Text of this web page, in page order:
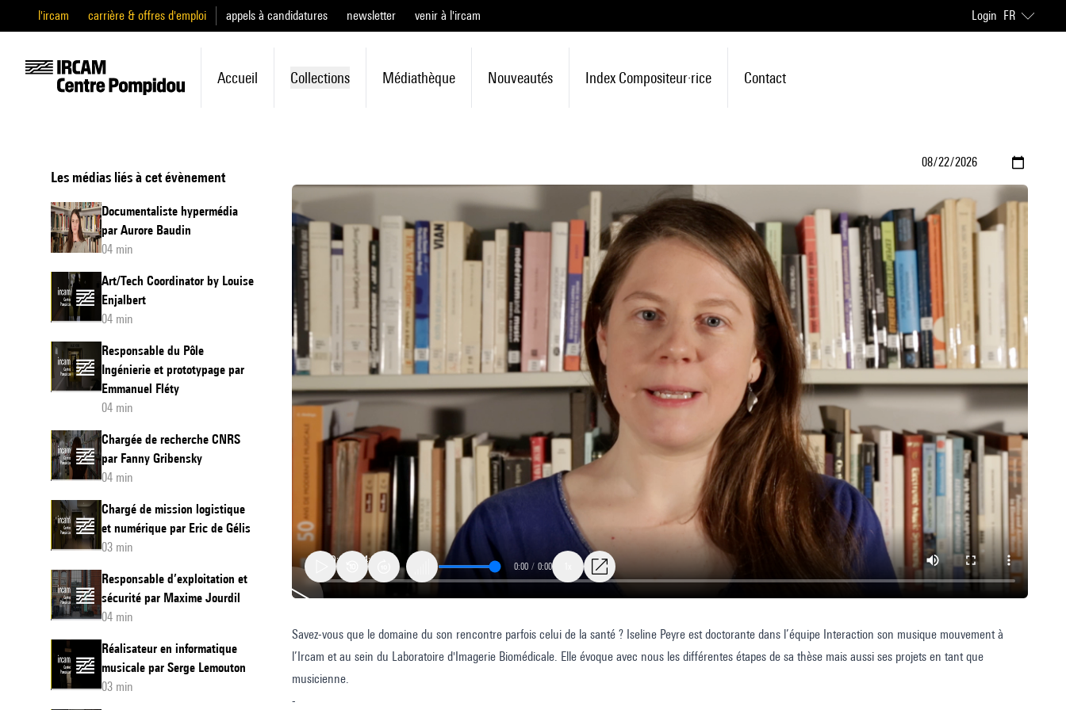
l'ircam carrière & offres d'emploi appels à candidatures newsletter venir à l'ircam Login FR
Accueil Collections Médiathèque Nouveautés Index Compositeur·rice Contact
Les médias liés à cet évènement
Documentaliste hypermédia
par Aurore Baudin
04 min
Art/Tech Coordinator by Louise
Enjalbert
04 min
Responsable du Pôle
Ingénierie et prototypage par
Emmanuel Fléty
04 min
Chargée de recherche CNRS
par Fanny Gribensky
04 min
Chargé de mission logistique
et numérique par Eric de Gélis
03 min
Responsable d’exploitation et
sécurité par Maxime Jourdil
04 min
Réalisateur en informatique
musicale par Serge Lemouton
03 min
Doctorante
par
Iseline
0:00 / 0:00
Savez-vous que le domaine du son rencontre parfois celui de la santé ? Iseline Peyre est doctorante dans l’équipe Interaction son musique mouvement à
l’Ircam et au sein du Laboratoire d'Imagerie Biomédicale. Elle évoque avec nous les différentes étapes de sa thèse mais aussi ses projets en tant que
musicienne.
-